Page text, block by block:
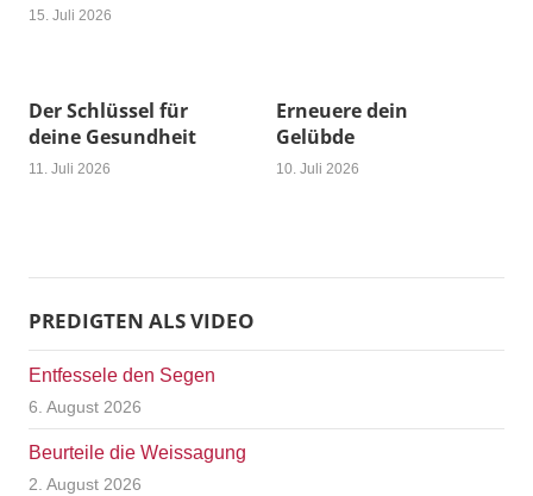
15. Juli 2026
Der Schlüssel für
deine Gesundheit
11. Juli 2026
Erneuere dein
Gelübde
10. Juli 2026
PREDIGTEN ALS VIDEO
Entfessele den Segen
6. August 2026
Beurteile die Weissagung
2. August 2026